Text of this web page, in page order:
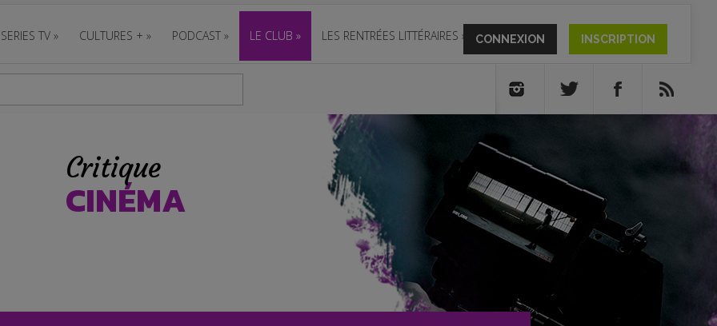
SERIES TV » CULTURES + » PODCAST » LE CLUB » LES RENTRÉES LITTÉRAIRES » CONNEXION INSCRIPTION
Critique
CINÉMA